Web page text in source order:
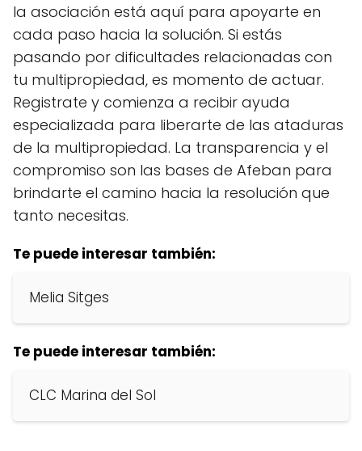
la asociación está aquí para apoyarte en
cada paso hacia la solución. Si estás
pasando por dificultades relacionadas con
tu multipropiedad, es momento de actuar.
Registrate y comienza a recibir ayuda
especializada para liberarte de las ataduras
de la multipropiedad. La transparencia y el
compromiso son las bases de Afeban para
brindarte el camino hacia la resolución que
tanto necesitas.
Te puede interesar también:
Melia Sitges
Te puede interesar también:
CLC Marina del Sol